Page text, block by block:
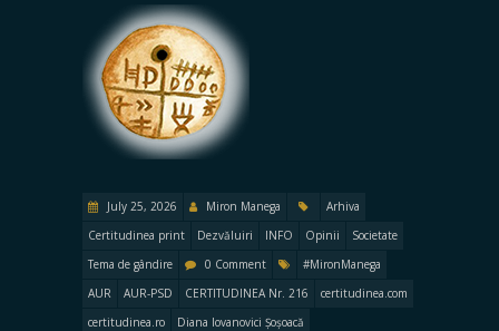
July 25, 2026 Miron Manega
Arhiva
Certitudinea print
Dezvăluiri INFO Opinii
Societate
Tema de gândire
0 Comment
#MironManega
AUR
AUR-PSD CERTITUDINEA Nr. 216
certitudinea.com
certitudinea.ro
Diana Iovanovici Șoșoacă